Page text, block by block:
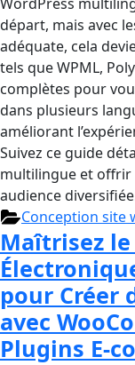
départ, mais avec
adéquate, cela
tels que WPML,
complètes pour
dans plusieurs
améliorant
Suivez ce guide
multilingue et offrir
audience
Conception site
Maîtrisez
pour Créer
avec
Plugins E-